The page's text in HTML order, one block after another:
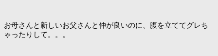
お母さんと新しいお父さんと仲が良いのに、腹を立ててグレち
ゃったりして。。。